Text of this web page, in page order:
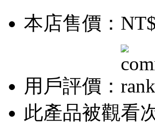
本店售價：
用戶評價：
此產品被觀看